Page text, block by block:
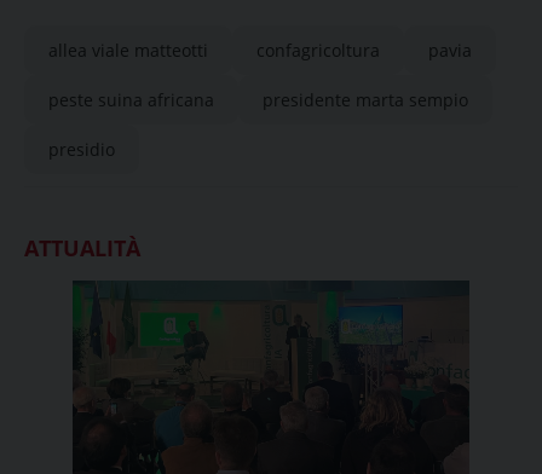
allea viale matteotti confagricoltura pavia
peste suina africana presidente marta sempio
presidio
ATTUALITÀ